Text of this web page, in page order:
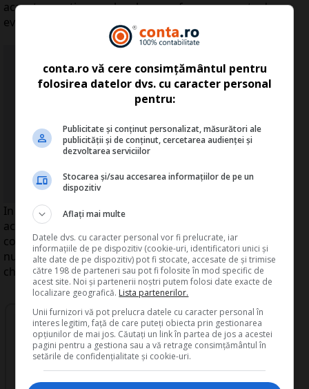
aceasta practica una legala sau o forma mascata de
evitare a plafonului?
NOU: Marea Carte Verde a
Monografiilor Contabile
Contine 77 monografii contabile
complete
din domenii de activitate variate
...Detalii clickAICI>>
In lipsa unor clarificari legislative suplimentare,
aceasta zona ramane una gri. Inspectorii fiscali pot
considera ca o serie de plati identice, repetate, in
numerar, ascund o intentie de evitare a plafonului,
chiar daca, formal, prevederile legii sunt respectate.
conta.ro vă cere consimțământul pentru
folosirea datelor dvs. cu caracter personal
pentru:
Publicitate și conținut personalizat, măsurători ale
publicității și de conținut, cercetarea audienței și
dezvoltarea serviciilor
Stocarea și/sau accesarea informațiilor de pe un
dispozitiv
Aflați mai multe
Datele dvs. cu caracter personal vor fi prelucrate, iar
informațiile de pe dispozitiv (cookie-uri, identificatori unici și
alte date de pe dispozitiv) pot fi stocate, accesate de și trimise
către 198 de parteneri sau pot fi folosite în mod specific de
acest site. Noi și partenerii noștri putem folosi date exacte de
localizare geografică. Lista partenerilor.
Unii furnizori vă pot prelucra datele cu caracter personal în
interes legitim, față de care puteți obiecta prin gestionarea
opțiunilor de mai jos. Căutați un link în partea de jos a acestei
pagini pentru a gestiona sau a vă retrage consimțământul în
setările de confidențialitate și cookie-uri.